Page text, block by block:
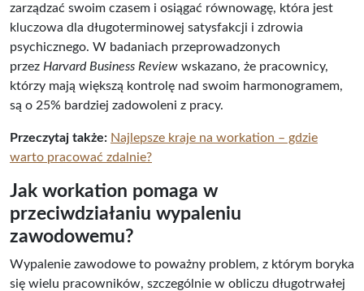
zarządzać swoim czasem i osiągać równowagę, która jest
kluczowa dla długoterminowej satysfakcji i zdrowia
psychicznego. W badaniach przeprowadzonych
przez Harvard Business Review wskazano, że pracownicy,
którzy mają większą kontrolę nad swoim harmonogramem,
są o 25% bardziej zadowoleni z pracy.
Przeczytaj także: Najlepsze kraje na workation – gdzie
warto pracować zdalnie?
Jak workation pomaga w
przeciwdziałaniu wypaleniu
zawodowemu?
Wypalenie zawodowe to poważny problem, z którym boryka
się wielu pracowników, szczególnie w obliczu długotrwałej